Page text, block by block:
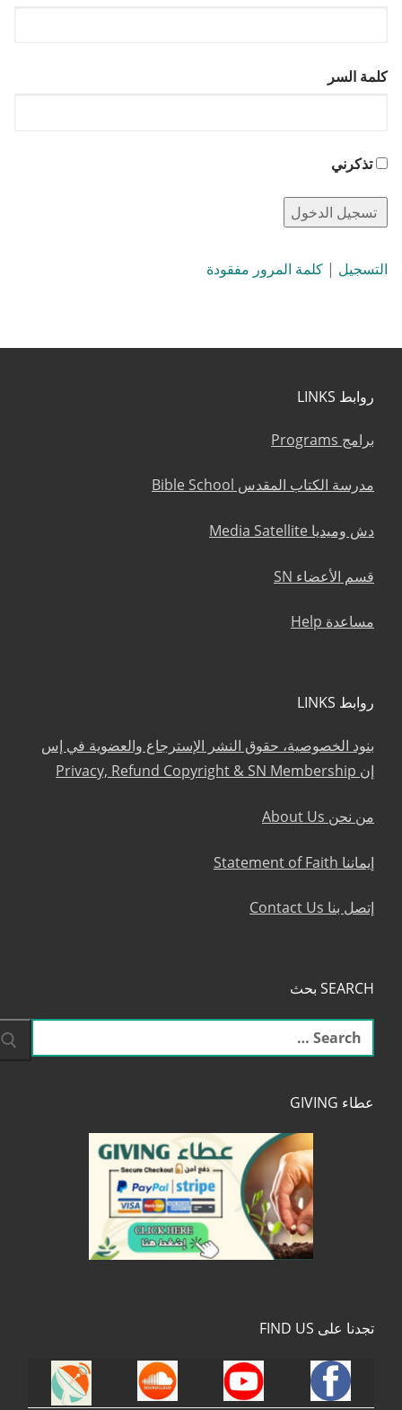
كلمة السر
تذكرني
التسجيل | كلمة المرور مفقودة
روابط LINKS
برامج Programs
مدرسة الكتاب المقدس Bible School
دش وميديا Media Satellite
قسم الأعضاء SN
مساعدة Help
روابط LINKS
بنود الخصوصية، حقوق النشر الإسترجاع والعضوية في إس
إن Privacy, Refund Copyright & SN Membership
من نحن About Us
إيماننا Statement of Faith
إتصل بنا Contact Us
SEARCH بحث
البحث
عن:
عطاء GIVING
تجدنا على FIND US